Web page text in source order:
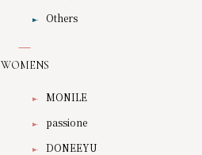
Others
WOMENS
MONILE
passione
DONEEYU